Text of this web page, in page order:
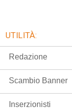
UTILITÀ:
Redazione
Scambio Banner
Inserzionisti